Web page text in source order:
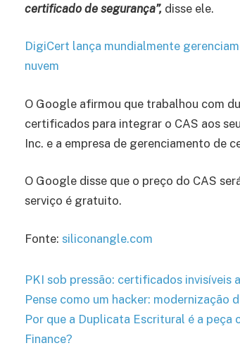
certificado de segurança”, disse ele.
DigiCert lança mundialmente
nuvem
O Google afirmou que trabalhou com
certificados para integrar o CAS aos
Inc. e a empresa de gerenciamento de
O Google disse que o preço do CAS
serviço é gratuito.
Fonte: siliconangle.com
PKI sob pressão: certificados
Pense como um hacker: modernização
Por que a Duplicata Escritural é a
Finance?